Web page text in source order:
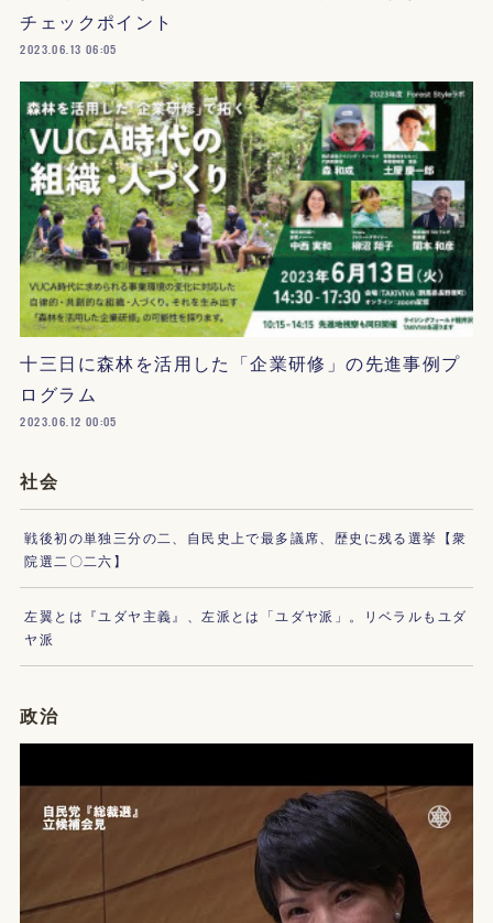
チェックポイント
2023.06.13 06:05
十三日に森林を活用した「企業研修」の先進事例プ
ログラム
2023.06.12 00:05
社会
戦後初の単独三分の二、自民史上で最多議席、歴史に残る選挙【衆
院選二〇二六】
左翼とは『ユダヤ主義』、左派とは「ユダヤ派」。リベラルもユダ
ヤ派
政治